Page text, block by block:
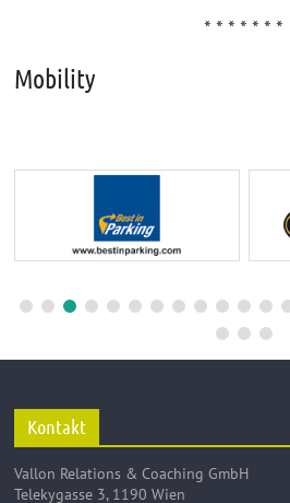
* * * * * * *
Mobility
Kontakt
Vallon Relations & Coaching GmbH
Telekygasse 3, 1190 Wien